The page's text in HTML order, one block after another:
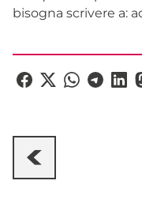
bisogna scrivere a: